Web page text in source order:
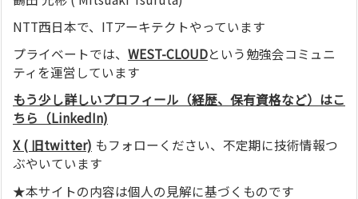
NTT西日本で、ITアーキテクトやっています
プライベートでは、 WEST-CLOUDという勉強会コミュニ
ティを運営しています
もう少し詳しいプロフィール（経歴、保有資格など）はこ
ちら（LinkedIn)
X ( 旧twitter) もフォローください、不定期に技術情報つ
ぶやいています
★本サイトの内容は個人の見解に基づくものです